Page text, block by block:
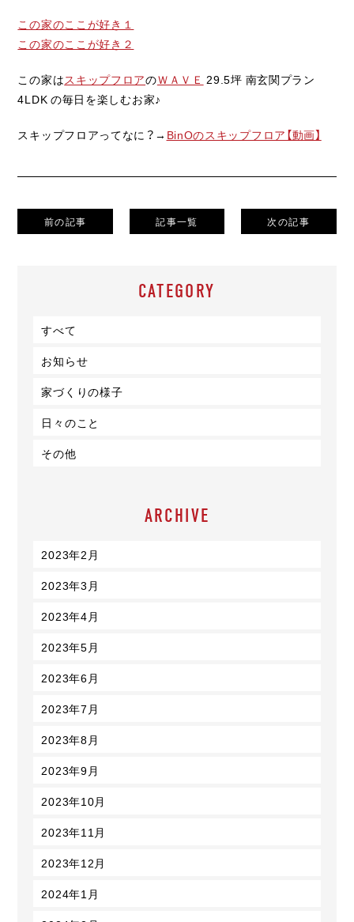
会社概要
スタッフ紹介
採用情報
この家のここが好き１
この家のここが好き２
この家はスキップフロアのＷＡＶＥ 29.5坪 南玄関プラン
4LDK の毎日を楽しむお家♪
スキップフロアってなに？→ BinOのスキップフロア【動画】
前の記事 記事一覧 次の記事
CATEGORY
すべて
お知らせ
家づくりの様子
日々のこと
その他
ARCHIVE
2023年2月
2023年3月
2023年4月
2023年5月
2023年6月
2023年7月
2023年8月
2023年9月
2023年10月
2023年11月
2023年12月
2024年1月